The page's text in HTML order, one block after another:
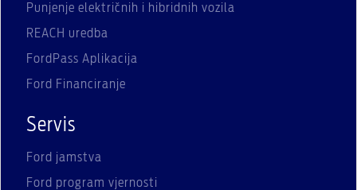
Punjenje električnih i hibridnih vozila
REACH uredba
FordPass Aplikacija
Ford Financiranje
Servis
Ford jamstva
Ford program vjernosti